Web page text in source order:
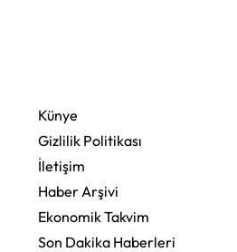
Künye
Gizlilik Politikası
İletişim
Haber Arşivi
Ekonomik Takvim
Son Dakika Haberleri